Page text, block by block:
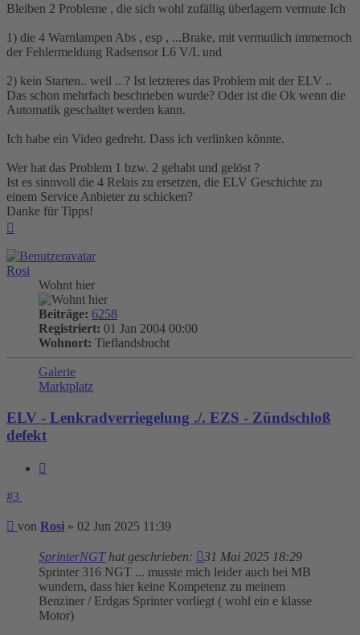
Bleiben 2 Probleme , die sich wohl zufällig überlagern vermute Ich
1) die 4 Warnlampen Abs , esp , ...Brake, mit vermutlich immernoch
der Fehlermeldung Radsensor L6 V/L und
2) kein Starten.. weil .. ? Ist letzteres das Problem mit der ELV ..
Das schon mehrfach beschrieben wurde? Oder ist die Ok wenn die
Automatik geschaltet werden kann.
Ich habe ein Video gedreht. Dass ich verlinken könnte.
Wer hat das Problem 1 bzw. 2 gehabt und gelöst ?
Ist es sinnvoll die 4 Relais zu ersetzen, die ELV Geschichte zu
einem Service Anbieter zu schicken?
Danke für Tipps!
Rosi
Wohnt hier
Beiträge: 6258
Registriert: 01 Jan 2004 00:00
Wohnort: Tieflandsbucht
Galerie
Marktplatz
ELV - Lenkradverriegelung ./. EZS - Zündschloß
defekt
#3
Beitrag
von Rosi » 02 Jun 2025 11:39
SprinterNGThat geschrieben:
31 Mai 2025 18:29
Sprinter 316 NGT ... musste mich leider auch bei MB
wundern, dass hier keine Kompetenz zu meinem
Benziner / Erdgas Sprinter vorliegt ( wohl ein e klasse
Motor)